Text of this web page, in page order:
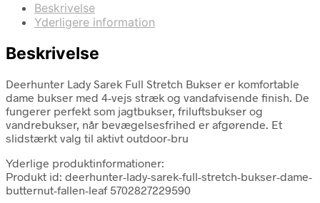
Beskrivelse
Yderligere information
Beskrivelse
Deerhunter Lady Sarek Full Stretch Bukser er komfortable
dame bukser med 4-vejs stræk og vandafvisende finish. De
fungerer perfekt som jagtbukser, friluftsbukser og
vandrebukser, når bevægelsesfrihed er afgørende. Et
slidstærkt valg til aktivt outdoor-bru
Yderlige produktinformationer:
Produkt id: deerhunter-lady-sarek-full-stretch-bukser-dame-
butternut-fallen-leaf 5702827229590